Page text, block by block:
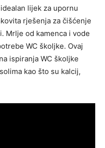
lijek za upornu
rješenja za čišćenje
Mrlje od kamenca i vode
WC školjke. Ovaj
ispiranja WC školjke
kao što su kalcij,